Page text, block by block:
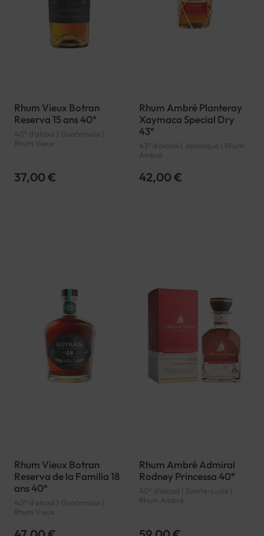
Rhum Vieux Botran
Reserva 15 ans 40°
40° d'alcool | Guatemala |
Rhum Vieux
37,00 €
Rhum Ambré Planteray
Xaymaca Special Dry
43°
43° d'alcool | Jamaïque | Rhum
Ambré
42,00 €
Rhum Vieux Botran
Reserva de la Familia 18
ans 40°
40° d'alcool | Guatemala |
Rhum Vieux
Rhum Ambré Admiral
Rodney Princessa 40°
40° d'alcool | Sainte-Lucie |
Rhum Ambré